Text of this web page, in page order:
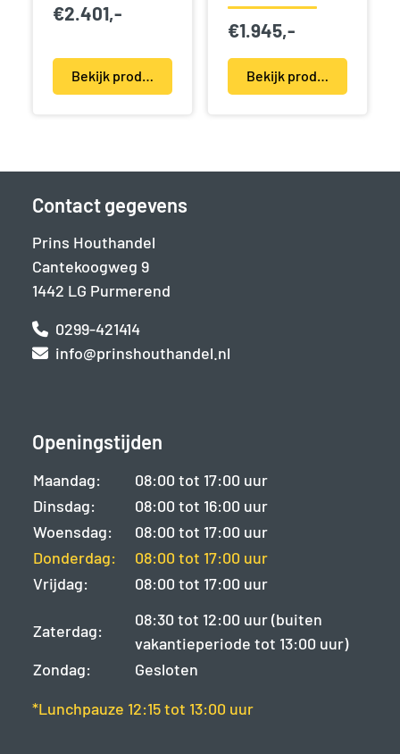
€2.401,-
Bekijk product(en)
€1.945,-
Bekijk product(en)
Contact gegevens
Prins Houthandel
Cantekoogweg 9
1442 LG Purmerend
0299-421414
info@prinshouthandel.nl
Openingstijden
Maandag:
08:00 tot 17:00 uur
Dinsdag:
08:00 tot 16:00 uur
Woensdag:
08:00 tot 17:00 uur
Donderdag:
08:00 tot 17:00 uur
Vrijdag:
08:00 tot 17:00 uur
Zaterdag:
08:30 tot 12:00 uur (buiten
vakantieperiode tot 13:00 uur)
Zondag:
Gesloten
*Lunchpauze 12:15 tot 13:00 uur